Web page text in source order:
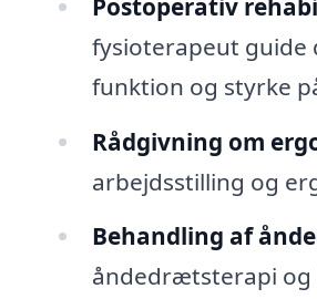
Postoperativ
fysioterapeut guide
funktion og styrke
Rådgivning om
arbejdsstilling og
Behandling af
åndedrætsterapi og